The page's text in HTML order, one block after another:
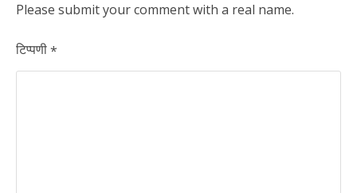
Please submit your comment with a real name.
टिप्पणी*